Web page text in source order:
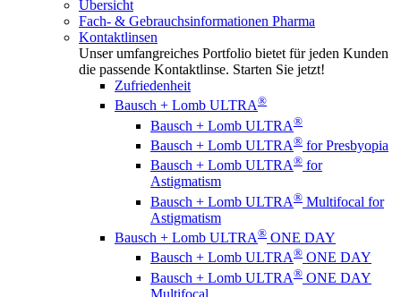
Übersicht
Fach- & Gebrauchsinformationen Pharma
Kontaktlinsen
Unser umfangreiches Portfolio bietet für jeden Kunden
die passende Kontaktlinse. Starten Sie jetzt!
Zufriedenheit
Bausch + Lomb ULTRA®
Bausch + Lomb ULTRA®
Bausch + Lomb ULTRA® for Presbyopia
Bausch + Lomb ULTRA® for
Astigmatism
Bausch + Lomb ULTRA® Multifocal for
Astigmatism
Bausch + Lomb ULTRA® ONE DAY
Bausch + Lomb ULTRA® ONE DAY
Bausch + Lomb ULTRA® ONE DAY
Multifocal